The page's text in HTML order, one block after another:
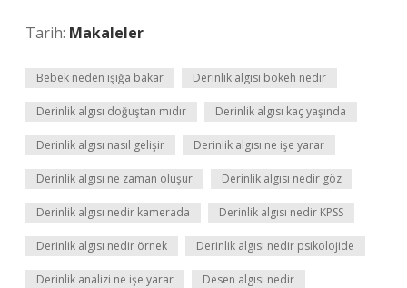
Tarih: Makaleler
Bebek neden ışığa bakar Derinlik algısı bokeh nedir
Derinlik algısı doğuştan mıdır Derinlik algısı kaç yaşında
Derinlik algısı nasıl gelişir Derinlik algısı ne işe yarar
Derinlik algısı ne zaman oluşur Derinlik algısı nedir göz
Derinlik algısı nedir kamerada Derinlik algısı nedir KPSS
Derinlik algısı nedir örnek Derinlik algısı nedir psikolojide
Derinlik analizi ne işe yarar Desen algısı nedir